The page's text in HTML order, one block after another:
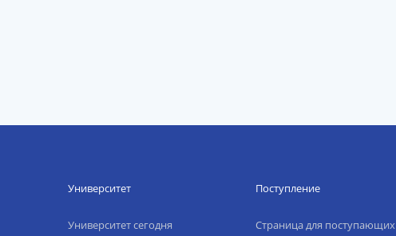
Университет
Университет сегодня
Поступление
Страница для поступающих